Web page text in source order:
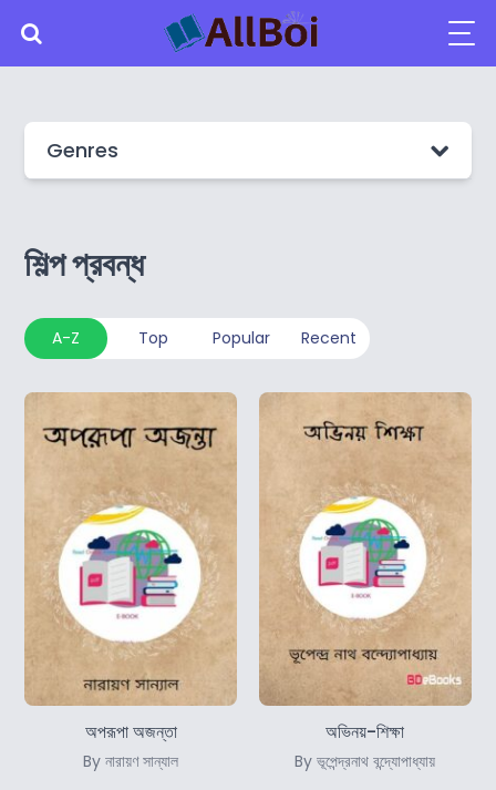
Genres
শিল্প প্রবন্ধ
A-Z Top Popular Recent
অপরূপা অজন্তা
By নারায়ণ সান্যাল
অভিনয়-শিক্ষা
By ভূপেন্দ্রনাথ বন্দ্যোপাধ্যায়